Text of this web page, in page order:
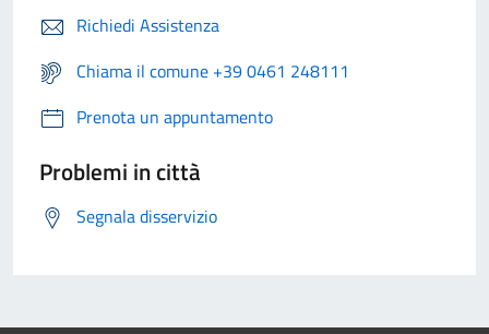
Richiedi Assistenza
Chiama il comune +39 0461 248111
Prenota un appuntamento
Problemi in città
Segnala disservizio